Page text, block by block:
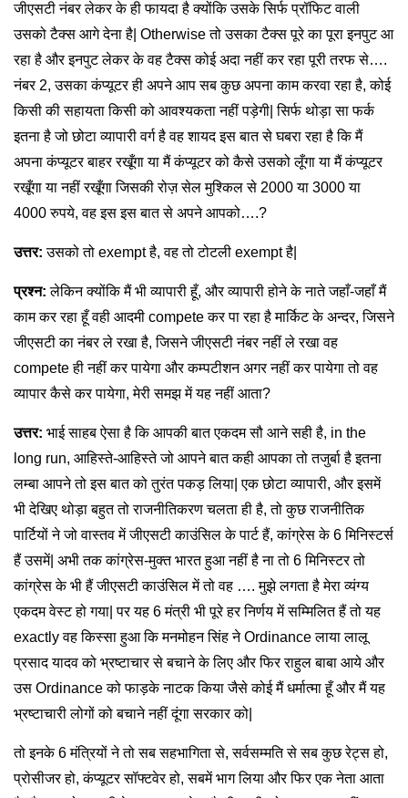
जीएसटी नंबर लेकर के ही फायदा है क्योंकि उसके सिर्फ प्रॉफिट वाली
उसको टैक्स आगे देना है| Otherwise तो उसका टैक्स पूरे का पूरा इनपुट आ
रहा है और इनपुट लेकर के वह टैक्स कोई अदा नहीं कर रहा पूरी तरफ से….
नंबर 2, उसका कंप्यूटर ही अपने आप सब कुछ अपना काम करवा रहा है, कोई
किसी की सहायता किसी को आवश्यकता नहीं पड़ेगी| सिर्फ थोड़ा सा फर्क
इतना है जो छोटा व्यापारी वर्ग है वह शायद इस बात से घबरा रहा है कि मैं
अपना कंप्यूटर बाहर रखूँगा या मैं कंप्यूटर को कैसे उसको लूँगा या मैं कंप्यूटर
रखूँगा या नहीं रखूँगा जिसकी रोज़ सेल मुश्किल से 2000 या 3000 या
4000 रुपये, वह इस इस बात से अपने आपको….?
उत्तर: उसको तो exempt है, वह तो टोटली exempt है|
प्रश्न: लेकिन क्योंकि मैं भी व्यापारी हूँ, और व्यापारी होने के नाते जहाँ-जहाँ मैं
काम कर रहा हूँ वही आदमी compete कर पा रहा है मार्किट के अन्दर, जिसने
जीएसटी का नंबर ले रखा है, जिसने जीएसटी नंबर नहीं ले रखा वह
compete ही नहीं कर पायेगा और कम्पटीशन अगर नहीं कर पायेगा तो वह
व्यापार कैसे कर पायेगा, मेरी समझ में यह नहीं आता?
उत्तर: भाई साहब ऐसा है कि आपकी बात एकदम सौ आने सही है, in the
long run, आहिस्ते-आहिस्ते जो आपने बात कही आपका तो तजुर्बा है इतना
लम्बा आपने तो इस बात को तुरंत पकड़ लिया| एक छोटा व्यापारी, और इसमें
भी देखिए थोड़ा बहुत तो राजनीतिकरण चलता ही है, तो कुछ राजनीतिक
पार्टियों ने जो वास्तव में जीएसटी काउंसिल के पार्ट हैं, कांग्रेस के 6 मिनिस्टर्स
हैं उसमें| अभी तक कांग्रेस-मुक्त भारत हुआ नहीं है ना तो 6 मिनिस्टर तो
कांग्रेस के भी हैं जीएसटी काउंसिल में तो वह …. मुझे लगता है मेरा व्यंग्य
एकदम वेस्ट हो गया| पर यह 6 मंत्री भी पूरे हर निर्णय में सम्मिलित हैं तो यह
exactly वह किस्सा हुआ कि मनमोहन सिंह ने Ordinance लाया लालू
प्रसाद यादव को भ्रष्टाचार से बचाने के लिए और फिर राहुल बाबा आये और
उस Ordinance को फाड़के नाटक किया जैसे कोई मैं धर्मात्मा हूँ और मैं यह
भ्रष्टाचारी लोगों को बचाने नहीं दूंगा सरकार को|
तो इनके 6 मंत्रियों ने तो सब सहभागिता से, सर्वसम्मति से सब कुछ रेट्स हो,
प्रोसीजर हो, कंप्यूटर सॉफ्टवेर हो, सबमें भाग लिया और फिर एक नेता आता